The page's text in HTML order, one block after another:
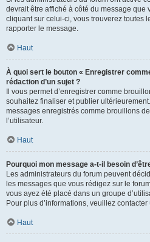
devrait être affiché à côté du message que
cliquant sur celui-ci, vous trouverez toutes
rapporter le message.
Haut
À quoi sert le bouton « Enregistrer
rédaction d’un sujet ?
Il vous permet d’enregistrer comme
souhaitez finaliser et publier
messages enregistrés comme brouillons
l’utilisateur.
Haut
Pourquoi mon message a-t-il besoin
Les administrateurs du forum peuvent
les messages que vous rédigez sur le
vous ayez été placé dans un groupe
Pour plus d’informations, veuillez
Haut